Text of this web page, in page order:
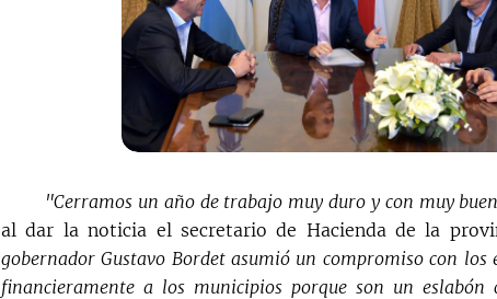
"Cerramos un año de trabajo muy duro y con muy
al dar la noticia el secretario de Hacienda de la
gobernador Gustavo Bordet asumió un compromiso con
financieramente a los municipios porque son un